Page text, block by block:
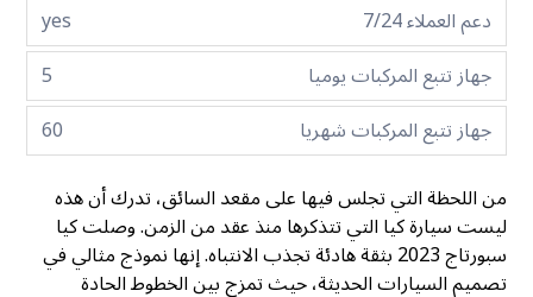
دعم العملاء 7/24
yes
جهاز تتبع المركبات يوميا
5
جهاز تتبع المركبات شهريا
60
من اللحظة التي تجلس فيها على مقعد السائق، تدرك أن هذه
ليست سيارة كيا التي تتذكرها منذ عقد من الزمن. وصلت كيا
سبورتاج 2023 بثقة هادئة تجذب الانتباه. إنها نموذج مثالي في
تصميم السيارات الحديثة، حيث تمزج بين الخطوط الحادة